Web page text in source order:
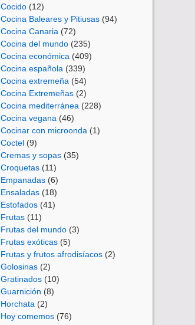
Cocido (12)
Cocina Baleares y Pitiusas (94)
Cocina Canaria (72)
Cocina del mundo (235)
Cocina económica (409)
Cocina española (339)
Cocina extremeña (54)
Cocina Extremeñas (2)
Cocina mediterránea (228)
Cocina vegana (46)
Cocinar con microonda (1)
Coctel (9)
Cremas y sopas (35)
Croquetas (11)
Empanadas (6)
Ensaladas (18)
Estofados (41)
Frutas (11)
Frutas del mundo (3)
Frutas exóticas (5)
Frutas y frutos afrodisíacos (2)
Golosinas (2)
Gratinados (10)
Guarnición (8)
Horchata (2)
Hoy comemos (76)